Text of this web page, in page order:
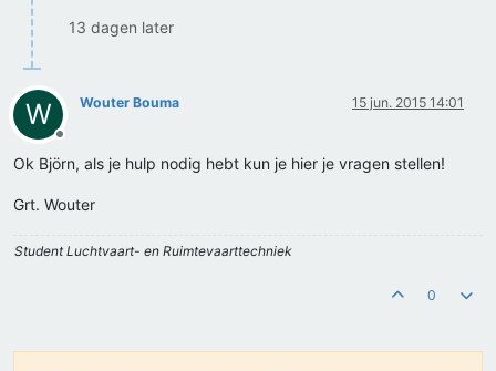
13 dagen later
W
Offline
Wouter Bouma 15 jun. 2015 14:01
Ok Björn, als je hulp nodig hebt kun je hier je vragen stellen!
Grt. Wouter
Student Luchtvaart- en Ruimtevaarttechniek
0